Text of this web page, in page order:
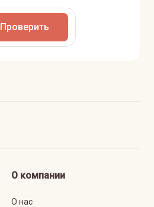
Проверить
О компании
О нас